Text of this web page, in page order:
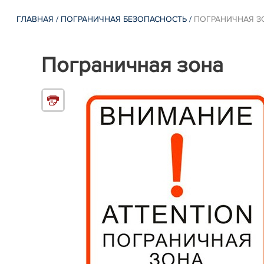
ГЛАВНАЯ / ПОГРАНИЧНАЯ БЕЗОПАСНОСТЬ / ПОГРАНИЧНАЯ
Пограничная зона